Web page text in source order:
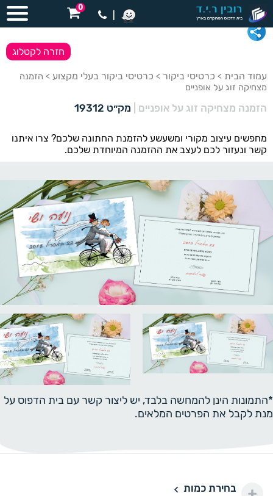
0
עמוד הבית > כרטיסי ביקור > כרטיסי ביקור בעלי מקצוע > הזמנה
מצחיקה זוג על אופניים
הזמנה מצחיקה זוג על אופניים מק״ט 19312
חזרה לקטלוג
מחפשים עיצוב מקורי ומשעשע להזמנת החתונה שלכם? צרו איתנו
קשר ונעזור לכם לעצב את ההזמנה המיוחדת שלכם.
*התמונות הינן להמחשה בלבד, יש ליצור קשר עם בית הדפוס על
מנת לקבל את הפרטים המלאים.
100 100 יחידות
בחירת כמות